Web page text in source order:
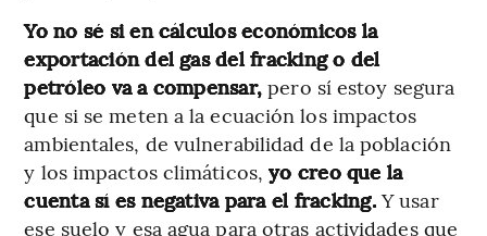
Yo no sé si en cálculos económicos la
exportación del gas del fracking o del
petróleo va a compensar, pero sí estoy segura
que si se meten a la ecuación los impactos
ambientales, de vulnerabilidad de la población
y los impactos climáticos,yo creo que la
cuenta sí es negativa para el fracking. Y usar
ese suelo y esa agua para otras actividades que